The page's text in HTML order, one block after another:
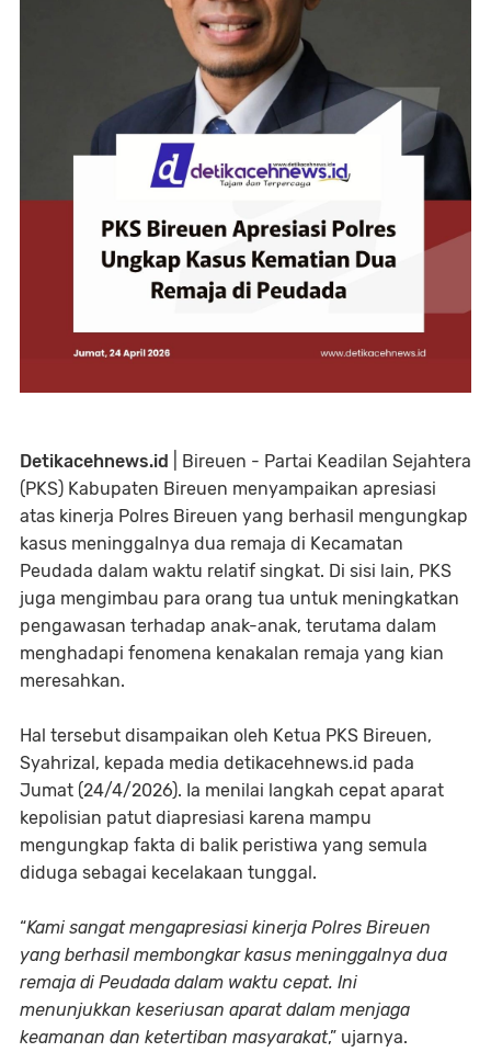
Detikacehnews.id
| Bireuen - Partai Keadilan Sejahtera
(PKS) Kabupaten Bireuen menyampaikan apresiasi
atas kinerja Polres Bireuen yang berhasil mengungkap
kasus meninggalnya dua remaja di Kecamatan
Peudada dalam waktu relatif singkat. Di sisi lain, PKS
juga mengimbau para orang tua untuk meningkatkan
pengawasan terhadap anak-anak, terutama dalam
menghadapi fenomena kenakalan remaja yang kian
meresahkan.
Hal tersebut disampaikan oleh Ketua PKS Bireuen,
Syahrizal, kepada media detikacehnews.id pada
Jumat (24/4/2026). Ia menilai langkah cepat aparat
kepolisian patut diapresiasi karena mampu
mengungkap fakta di balik peristiwa yang semula
diduga sebagai kecelakaan tunggal.
“Kami sangat mengapresiasi kinerja Polres Bireuen
yang berhasil membongkar kasus meninggalnya dua
remaja di Peudada dalam waktu cepat. Ini
menunjukkan keseriusan aparat dalam menjaga
keamanan dan ketertiban masyarakat,” ujarnya.